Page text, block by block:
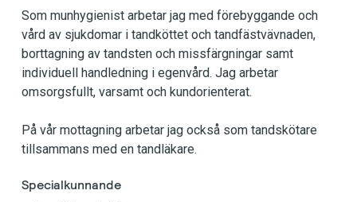
Som munhygienist arbetar jag med förebyggande och
vård av sjukdomar i tandköttet och tandfästvävnaden,
borttagning av tandsten och missfärgningar samt
individuell handledning i egenvård. Jag arbetar
omsorgsfullt, varsamt och kundorienterat.
På vår mottagning arbetar jag också som tandskötare
tillsammans med en tandläkare.
Specialkunnande